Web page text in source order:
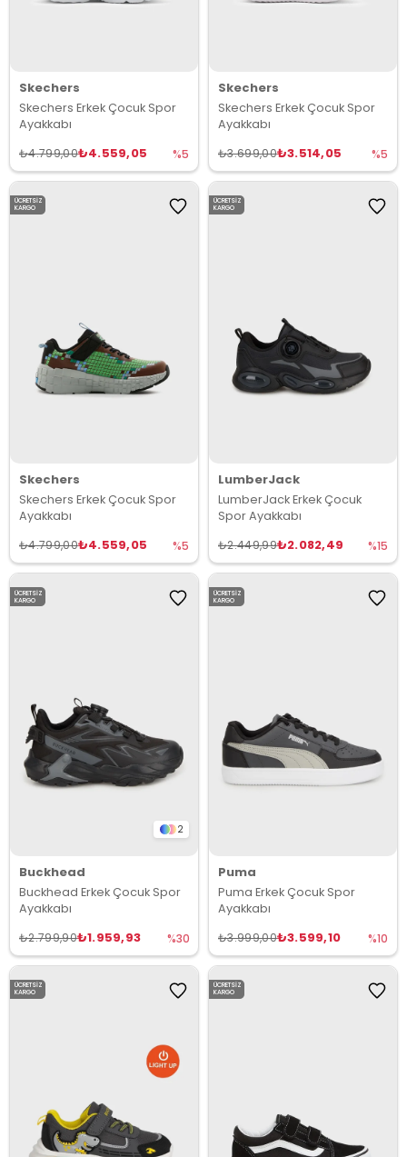
Skechers
Skechers Erkek Çocuk Spor
Ayakkabı
₺4.559,05
₺4.799,00 %5
Skechers
Skechers Erkek Çocuk Spor
Ayakkabı
₺3.514,05
₺3.699,00 %5
Skechers
Skechers Erkek Çocuk Spor
Ayakkabı
₺4.559,05
₺4.799,00 %5
ÜCRETSIZ
KARGO
LumberJack
LumberJack Erkek Çocuk
Spor Ayakkabı
₺2.082,49
₺2.449,99 %15
ÜCRETSIZ
KARGO
2
Buckhead
Buckhead Erkek Çocuk Spor
Ayakkabı
₺1.959,93
₺2.799,90 %30
ÜCRETSIZ
KARGO
Puma
Puma Erkek Çocuk Spor
Ayakkabı
₺3.599,10
₺3.999,00 %10
ÜCRETSIZ
KARGO
ÜCRETSIZ
KARGO
ÜCRETSIZ
KARGO